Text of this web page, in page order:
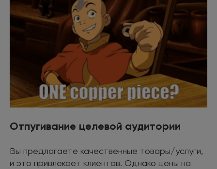
Отпугивание целевой аудитории
Вы предлагаете качественные товары/услуги,
и это привлекает клиентов. Однако цены на